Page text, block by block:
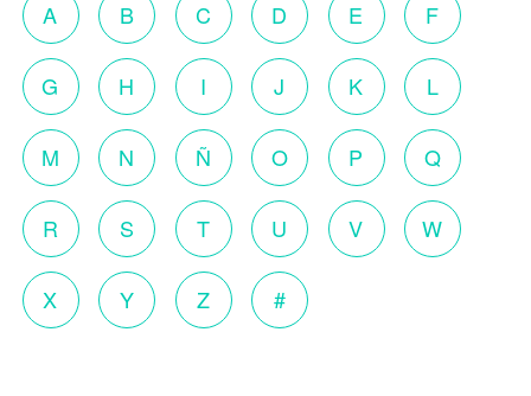
A B C D E F
G H I J K L
M N Ñ O P Q
R S T U V W
X Y Z #